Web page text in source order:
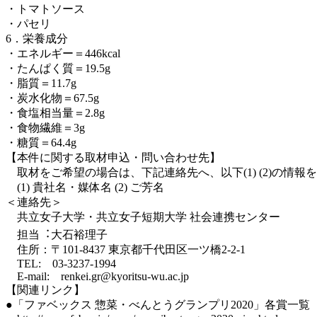
・トマトソース
・パセリ
6．栄養成分
・エネルギー＝446kcal
・たんぱく質＝19.5g
・脂質＝11.7g
・炭水化物＝67.5g
・食塩相当量＝2.8g
・食物繊維＝3g
・糖質＝64.4g
【本件に関する取材申込・問い合わせ先】
取材をご希望の場合は、下記連絡先へ、以下(1) (2)の情報を
(1) 貴社名・媒体名 (2) ご芳名
＜連絡先＞
共立女子大学・共立女子短期大学 社会連携センター
担当︓大石裕理子
住所：〒101-8437 東京都千代田区⼀ツ橋2-2-1
TEL: 03-3237-1994
E-mail: renkei.gr@kyoritsu-wu.ac.jp
【関連リンク】
●「ファベックス 惣菜・べんとうグランプリ2020」各賞⼀覧